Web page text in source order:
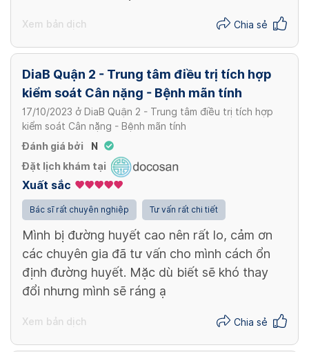
Bệnh lý(SM_BL)
14 ngày
2,500,000 VND
4 tuần
3,600,000 VND
DRC_12W
12 tuần
8,400,000 VND
Xem bản dịch Chia sẻ
DiaB Quận 2 - Trung tâm điều trị tích hợp
kiểm soát Cân nặng - Bệnh mãn tính
17/10/2023 ở DiaB Quận 2 - Trung tâm điều trị tích hợp
kiểm soát Cân nặng - Bệnh mãn tính
Đánh giá bởi
N
Đặt lịch khám tại
Xuất sắc
Bác sĩ rất chuyên nghiệp Tư vấn rất chi tiết
Mình bị đường huyết cao nên rất lo, cảm ơn
các chuyên gia đã tư vấn cho mình cách ổn
định đường huyết. Mặc dù biết sẽ khó thay
đổi nhưng mình sẽ ráng ạ
Xem bản dịch Chia sẻ